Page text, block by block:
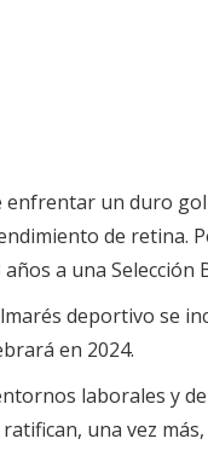
un duro
de retina.
a una
deportivo se
en 2024.
laborales y
una vez